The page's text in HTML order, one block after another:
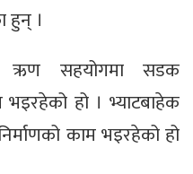
हुन् ।
ऋण सहयोगमा सडक
भइरहेको हो । भ्याटबाहेक
काम भइरहेको हो